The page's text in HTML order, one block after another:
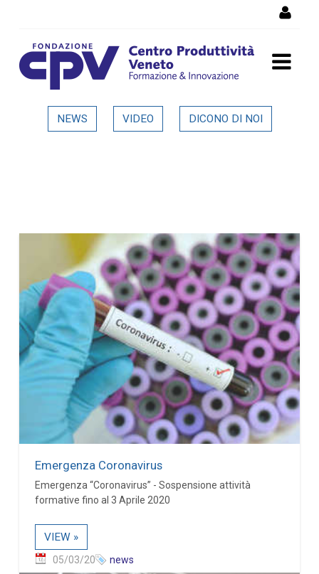
Dettaglio in evidenza
NEWS VIDEO DICONO DI NOI
Emergenza Coronavirus
Emergenza “Coronavirus” - Sospensione attività
formative fino al 3 Aprile 2020
VIEW »
05/03/20 news